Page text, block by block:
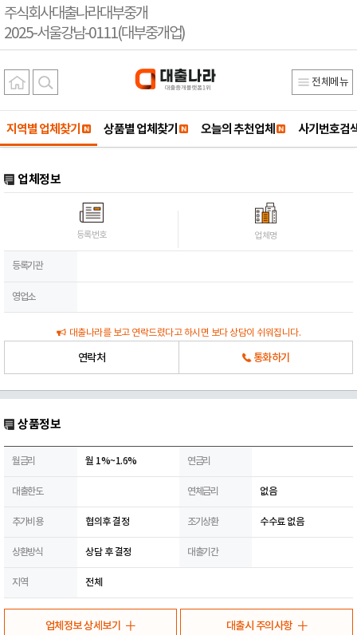
주식회사대출나라대부중개
2025-서울강남-0111(대부중개업)
전체메뉴
지역별 업체찾기 상품별 업체찾기 오늘의 추천업체 사기번호검
업체정보
등록번호 업체명
등록기관
영업소
대출나라를 보고 연락드렸다고 하시면 보다 상담이 쉬워집니다.
연락처 통화하기
상품정보
월금리 월 1%~1.6% 연금리
대출한도 연체금리 없음
추가비용 협의후 결정 조기상환 수수료 없음
상환방식 상담 후 결정 대출기간
지역 전체
업체정보 상세보기 대출시 주의사항